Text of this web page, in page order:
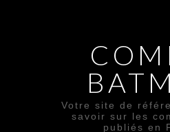
Votre site de
savoir sur les
publiés en